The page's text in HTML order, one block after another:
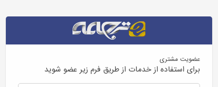
عضویت مشتری
برای استفاده از خدمات از طریق فرم زیر عضو شوید